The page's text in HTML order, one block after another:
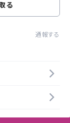
る
通報する